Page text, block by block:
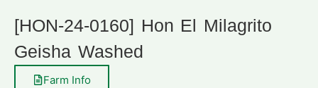
[HON-24-0160] Hon El Milagrito
Geisha Washed
Farm Info